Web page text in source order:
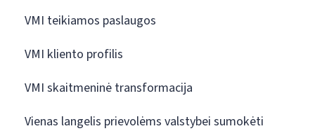
VMI teikiamos paslaugos
VMI kliento profilis
VMI skaitmeninė transformacija
Vienas langelis prievolėms valstybei sumokėti